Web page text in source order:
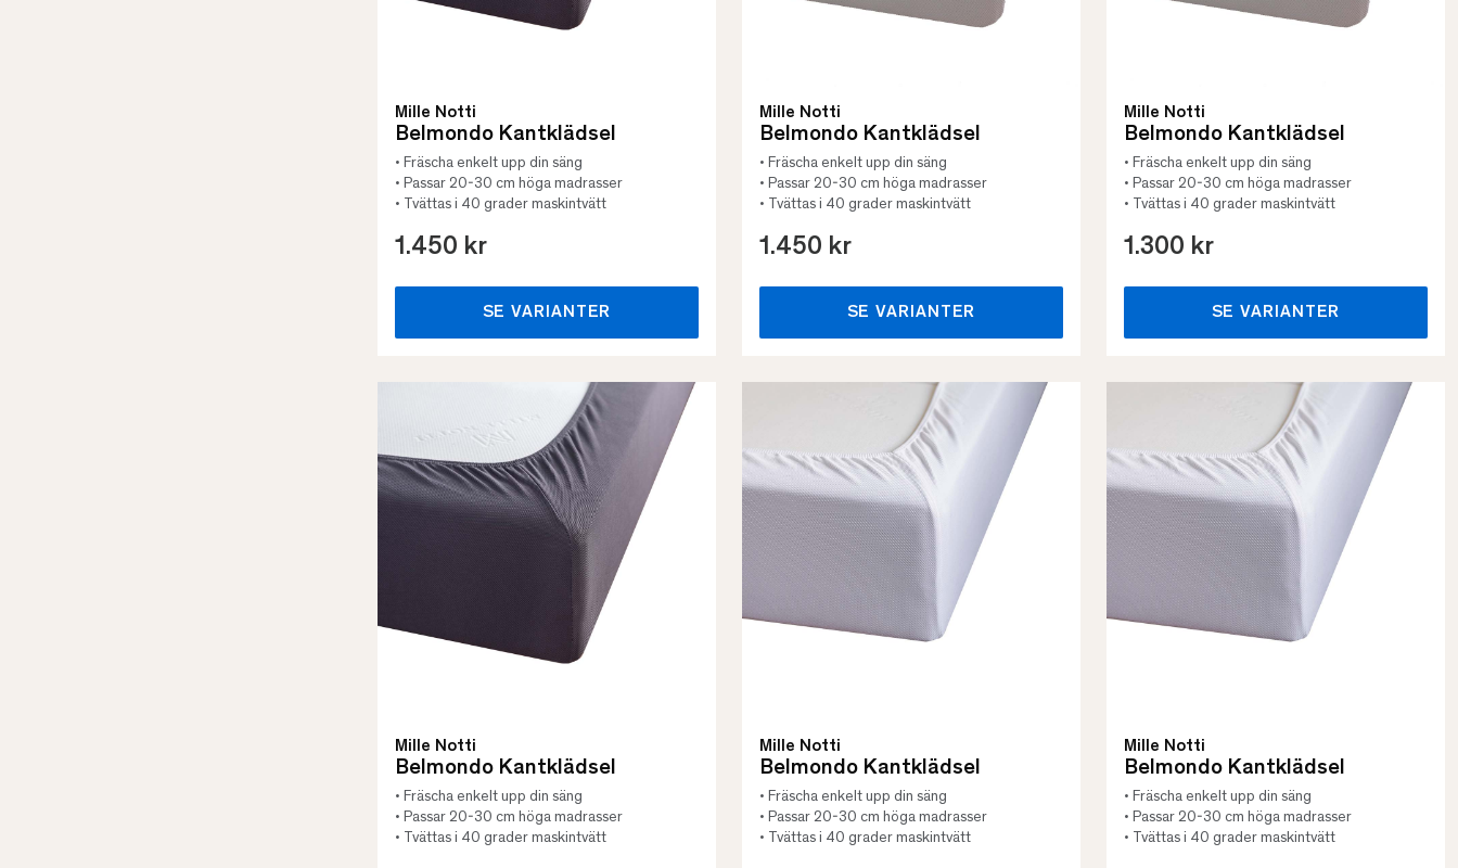
Mille Notti
Belmondo Kantklädsel
• Fräscha enkelt upp din säng
• Passar 20-30 cm höga madrasser
• Tvättas i 40 grader maskintvätt
1.450 kr
SE VARIANTER
Mille Notti
Belmondo Kantklädsel
• Fräscha enkelt upp din säng
• Passar 20-30 cm höga madrasser
• Tvättas i 40 grader maskintvätt
1.450 kr
SE VARIANTER
Mille Notti
Belmondo Kantklädsel
• Fräscha enkelt upp din säng
• Passar 20-30 cm höga madrasser
• Tvättas i 40 grader maskintvätt
1.300 kr
SE VARIANTER
Mille Notti
Belmondo Kantklädsel
• Fräscha enkelt upp din säng
• Passar 20-30 cm höga madrasser
• Tvättas i 40 grader maskintvätt
Mille Notti
Belmondo Kantklädsel
• Fräscha enkelt upp din säng
• Passar 20-30 cm höga madrasser
• Tvättas i 40 grader maskintvätt
Mille Notti
Belmondo Kantklädsel
• Fräscha enkelt upp din säng
• Passar 20-30 cm höga madrasser
• Tvättas i 40 grader maskintvätt